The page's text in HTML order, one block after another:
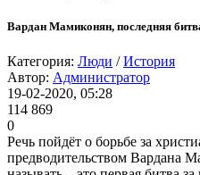
Вардан Мамиконян, последняя
Категория: Люди /История
Автор: Администратор
19-02-2020, 05:28
114 869
0
Речь пойдёт о борьбе за
предводительством Вардана